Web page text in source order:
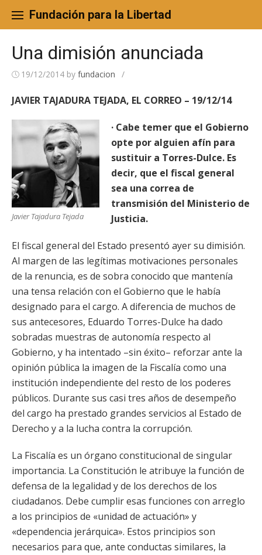
content
Fundación para la Libertad
Una dimisión anunciada
19/12/2014 by fundacion /
JAVIER TAJADURA TEJADA, EL CORREO – 19/12/14
Javier Tajadura Tejada
· Cabe temer que el Gobierno
opte por alguien afín para
sustituir a Torres-Dulce. Es
decir, que el fiscal general
sea una correa de
transmisión del Ministerio de
Justicia.
El fiscal general del Estado presentó ayer su dimisión.
Al margen de las legítimas motivaciones personales
de la renuncia, es de sobra conocido que mantenía
una tensa relación con el Gobierno que le había
designado para el cargo. A diferencia de muchos de
sus antecesores, Eduardo Torres-Dulce ha dado
sobradas muestras de autonomía respecto al
Gobierno, y ha intentado –sin éxito– reforzar ante la
opinión pública la imagen de la Fiscalía como una
institución independiente del resto de los poderes
públicos. Durante sus casi tres años de desempeño
del cargo ha prestado grandes servicios al Estado de
Derecho y a la lucha contra la corrupción.
La Fiscalía es un órgano constitucional de singular
importancia. La Constitución le atribuye la función de
defensa de la legalidad y de los derechos de los
ciudadanos. Debe cumplir esas funciones con arreglo
a los principios de «unidad de actuación» y
«dependencia jerárquica». Estos principios son
necesarios para que, ante conductas similares, la